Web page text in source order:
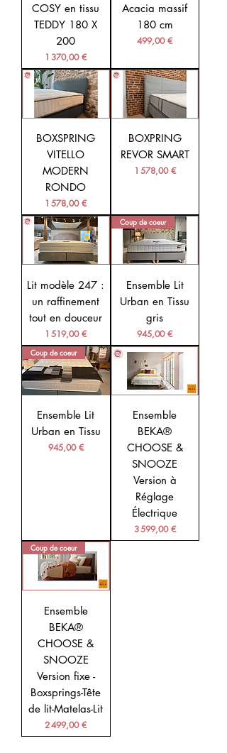
COSY en tissu
TEDDY 180 X
200
Prix
1 370,00 €
Acacia massif
180 cm
Prix
499,00 €
BOXSPRING
VITELLO
MODERN
RONDO
Prix
1 578,00 €
BOXPRING
REVOR SMART
Prix
1 578,00 €
Lit modèle 247 :
un raffinement
tout en douceur
Prix
1 519,00 €
Coup de coeur
Ensemble Lit
Urban en Tissu
gris
Prix
945,00 €
Coup de coeur
Ensemble Lit
Urban en Tissu
Prix
945,00 €
Ensemble
BEKA®
CHOOSE &
SNOOZE
Version à
Réglage
Électrique
Prix
3 599,00 €
Coup de coeur
Ensemble
BEKA®
CHOOSE &
SNOOZE
Version fixe -
Boxsprings-Tête
de lit-Matelas-Lit
Prix
2 499,00 €